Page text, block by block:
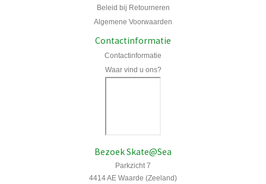
Beleid bij Retourneren
Algemene Voorwaarden
Contactinformatie
Contactinformatie
Waar vind u ons?
Bezoek Skate@Sea
Parkzicht 7
4414 AE Waarde (Zeeland)